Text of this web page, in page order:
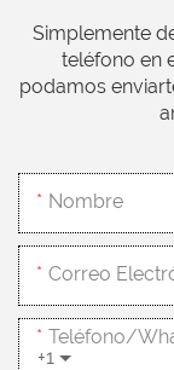
Simplemente
teléfono en
podamos
Nombre
Correo
+1
Teléfono/